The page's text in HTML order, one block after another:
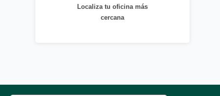
Localiza tu oficina más
cercana